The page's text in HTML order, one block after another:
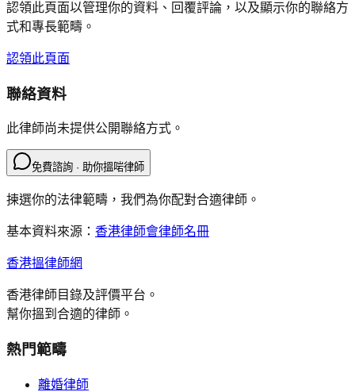
認領此頁面以管理你的資料、回覆評論，以及顯示你的聯絡方
式和專長範疇。
認領此頁面
聯絡資料
此律師尚未提供公開聯絡方式。
免費諮詢 · 助你搵啱律師
揀選你的法律範疇，我們為你配對合適律師。
基本資料來源： 香港律師會律師名冊
香港搵律師網
香港律師目錄及評價平台。
幫你搵到合適的律師。
熱門範疇
離婚律師